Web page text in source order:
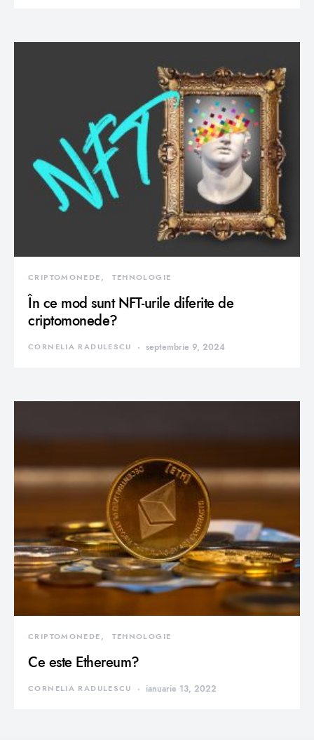
CRIPTOMONEDE TEHNOLOGIE
În ce mod sunt NFT-urile diferite de
criptomonede?
CORNELIA RADULESCU septembrie 9, 2024
CRIPTOMONEDE TEHNOLOGIE
Ce este Ethereum?
CORNELIA RADULESCU ianuarie 13, 2022